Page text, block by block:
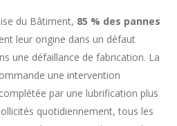
du Bâtiment, 85 % des pannes
leur origine dans un défaut
une défaillance de fabrication. La
une intervention
par une lubrification plus
quotidiennement, tous les